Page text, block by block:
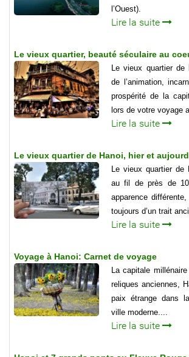
l’Ouest).
Lire la suite
Le vieux quartier, beauté séculaire au
Le vieux quartier
de l’animation,
prospérité de la
lors de votre voyage
Lire la suite
Le vieux quartier de Hanoi, hier et
Le vieux quartier de
au fil de près de
apparence
toujours d’un trait
Lire la suite
Voyage à Hanoi: Carnet de voyage
La capitale
reliques anciennes,
paix étrange dans
ville moderne....
Lire la suite